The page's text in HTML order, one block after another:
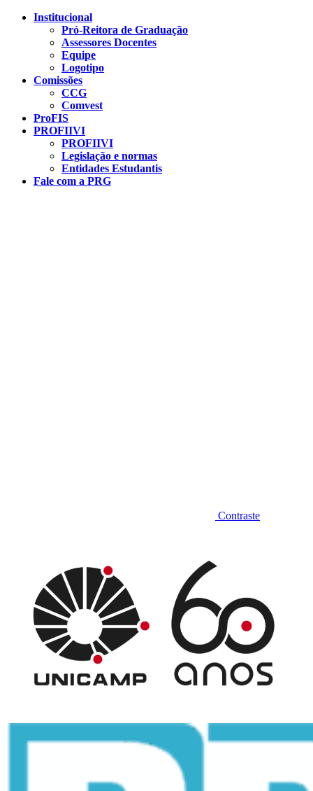
Conteúdo principal
Institucional
Pró-Reitora de Graduação
Assessores Docentes
Equipe
Logotipo
Comissões
CCG
Comvest
ProFIS
PROFIIVI
PROFIIVI
Legislação e normas
Entidades Estudantis
Fale com a PRG
Contraste